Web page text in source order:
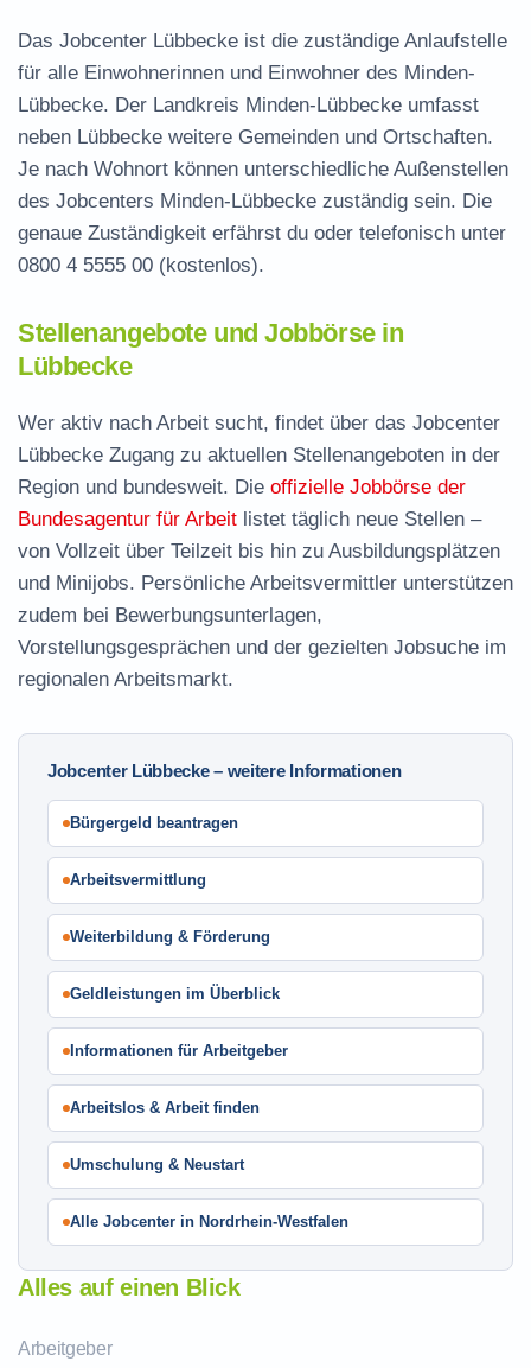
Das Jobcenter Lübbecke ist die zuständige Anlaufstelle
für alle Einwohnerinnen und Einwohner des Minden-
Lübbecke. Der Landkreis Minden-Lübbecke umfasst
neben Lübbecke weitere Gemeinden und Ortschaften.
Je nach Wohnort können unterschiedliche Außenstellen
des Jobcenters Minden-Lübbecke zuständig sein. Die
genaue Zuständigkeit erfährst du oder telefonisch unter
0800 4 5555 00 (kostenlos).
Stellenangebote und Jobbörse in
Lübbecke
Wer aktiv nach Arbeit sucht, findet über das Jobcenter
Lübbecke Zugang zu aktuellen Stellenangeboten in der
Region und bundesweit. Die offizielle Jobbörse der
Bundesagentur für Arbeit listet täglich neue Stellen –
von Vollzeit über Teilzeit bis hin zu Ausbildungsplätzen
und Minijobs. Persönliche Arbeitsvermittler unterstützen
zudem bei Bewerbungsunterlagen,
Vorstellungsgesprächen und der gezielten Jobsuche im
regionalen Arbeitsmarkt.
Jobcenter Lübbecke – weitere Informationen
Bürgergeld beantragen
Arbeitsvermittlung
Weiterbildung & Förderung
Geldleistungen im Überblick
Informationen für Arbeitgeber
Arbeitslos & Arbeit finden
Umschulung & Neustart
Alle Jobcenter in Nordrhein-Westfalen
Alles auf einen Blick
Arbeitgeber